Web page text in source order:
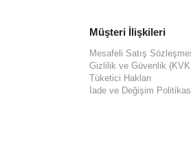
Müşteri İlişkileri
Mesafeli Satış
Gizlilik ve Güvenlik
Tüketici Hakları
İade ve Değişim